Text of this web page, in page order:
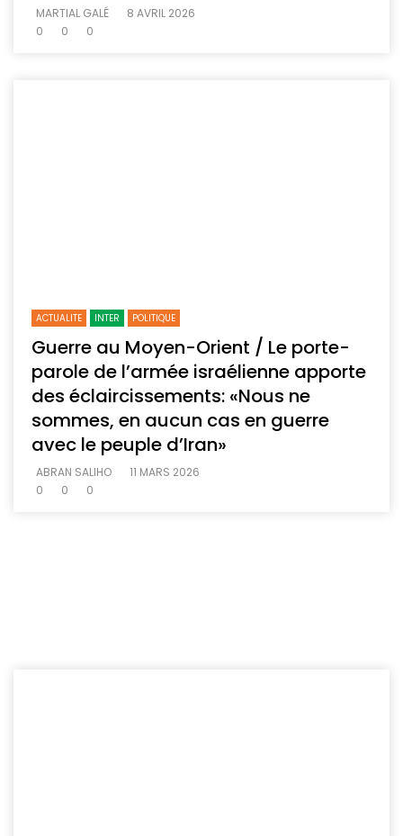
MARTIAL GALÉ
8 AVRIL 2026
0
0 0
ACTUALITE INTER POLITIQUE
Guerre au Moyen-Orient / Le porte-
parole de l’armée israélienne apporte
des éclaircissements: «Nous ne
sommes, en aucun cas en guerre
avec le peuple d’Iran»
ABRAN SALIHO
11 MARS 2026
0
0 0